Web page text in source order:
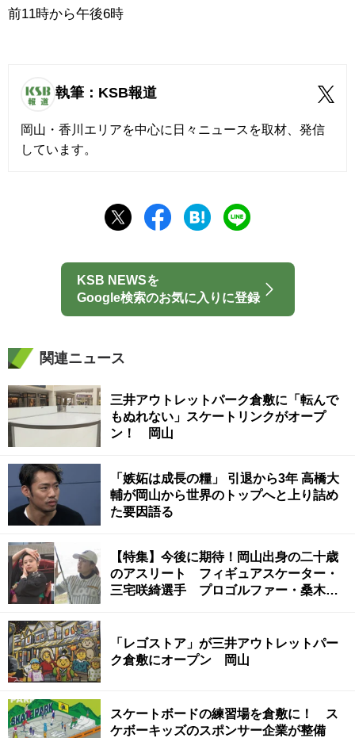
前11時から午後6時
執筆：KSB報道
岡山・香川エリアを中心に日々ニュースを取材、発信
しています。
KSB NEWSを
Google検索のお気に入りに登録
関連ニュース
三井アウトレットパーク倉敷に「転んで
もぬれない」スケートリンクがオープ
ン！ 岡山
「嫉妬は成長の糧」 引退から3年 高橋大
輔が岡山から世界のトップへと上り詰め
た要因語る
【特集】今後に期待！岡山出身の二十歳
のアスリート フィギュアスケーター・
三宅咲綺選手 プロゴルファー・桑木志
「レゴストア」が三井アウトレットパー
ク倉敷にオープン 岡山
スケートボードの練習場を倉敷に！ ス
ケボーキッズのスポンサー企業が整備